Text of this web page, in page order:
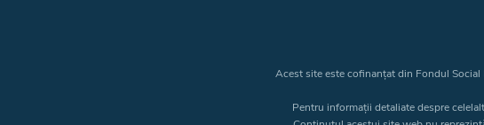
Acest site este cofinanțat din Fondul
Pentru informații detaliate despre